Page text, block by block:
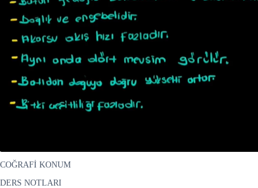
COĞRAFİ KONUM
DERS NOTLARI